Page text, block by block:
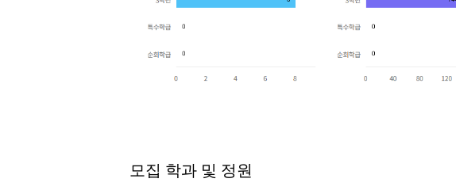
모집 학과 및 정원